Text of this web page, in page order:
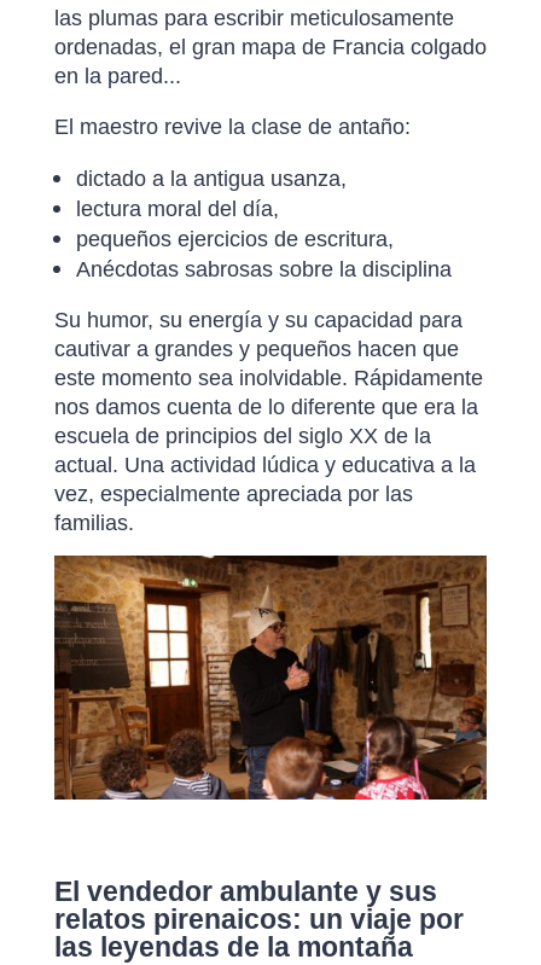
las plumas para escribir meticulosamente
ordenadas, el gran mapa de Francia colgado
en la pared...
El maestro revive la clase de antaño:
dictado a la antigua usanza,
lectura moral del día,
pequeños ejercicios de escritura,
Anécdotas sabrosas sobre la disciplina
Su humor, su energía y su capacidad para
cautivar a grandes y pequeños hacen que
este momento sea inolvidable. Rápidamente
nos damos cuenta de lo diferente que era la
escuela de principios del siglo XX de la
actual. Una actividad lúdica y educativa a la
vez, especialmente apreciada por las
familias.
El vendedor ambulante y sus
relatos pirenaicos: un viaje por
las leyendas de la montaña